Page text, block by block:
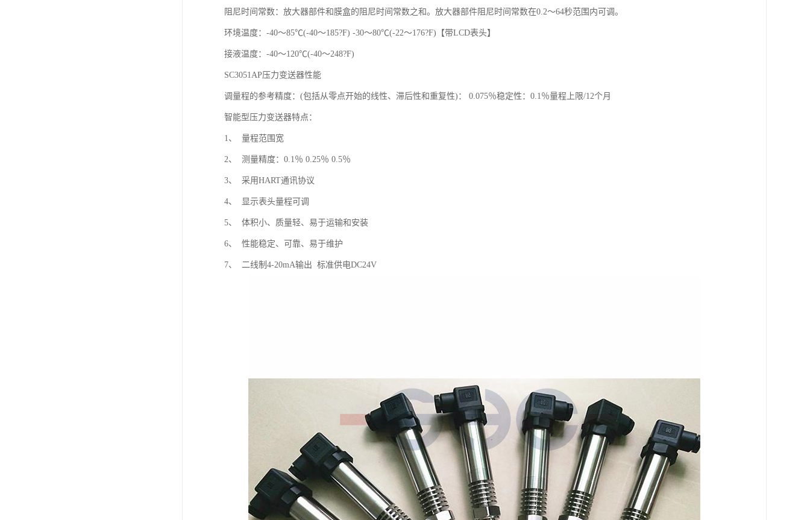
阻尼时间常数：放大器部件和膜盒的阻尼时间常数之和。放大器部件阻尼时间常数在0.2～64秒范围内可调。
环境温度：-40～85℃(-40～185?F) -30～80℃(-22～176?F)【带LCD表头】
接液温度：-40～120℃(-40～248?F)
SC3051AP压力变送器性能
调量程的参考精度：(包括从零点开始的线性、滞后性和重复性)： 0.075％稳定性：0.1％量程上限/12个月
智能型压力变送器特点：
1、 量程范围宽
2、 测量精度：0.1％ 0.25％ 0.5％
3、 采用HART通讯协议
4、 显示表头量程可调
5、 体积小、质量轻、易于运输和安装
6、 性能稳定、可靠、易于维护
7、 二线制4-20mA输出 标准供电DC24V